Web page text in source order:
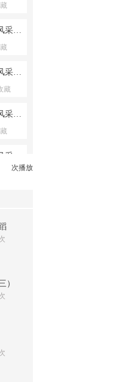
第五届小荷风采儿童舞蹈大赛30
第五届小荷风采儿童舞蹈大赛29
藏
第五届小荷风采儿童舞蹈大赛28
次播放
）